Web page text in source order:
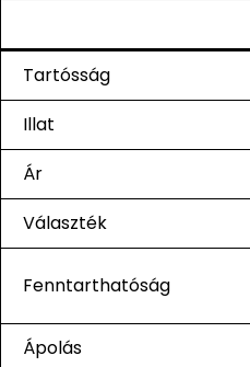
Tartósság
Illat
Ár
Választék
Fenntarthatóság
Ápolás